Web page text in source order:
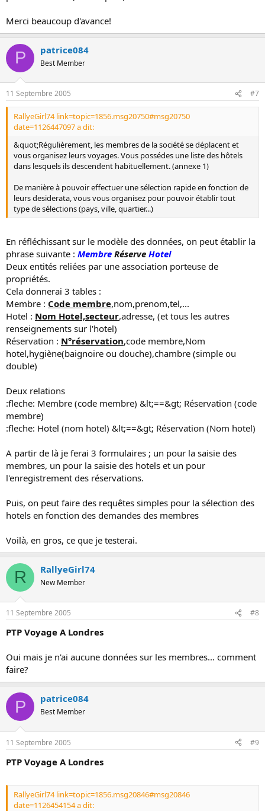
Merci beaucoup d'avance!
P patrice084
Best Member
11 Septembre 2005 #7
RallyeGirl74 link=topic=1856.msg20750#msg20750
date=1126447097 a dit:
&quot;Régulièrement, les membres de la société se déplacent et
vous organisez leurs voyages. Vous possédes une liste des hôtels
dans lesquels ils descendent habituellement. (annexe 1)
De manière à pouvoir effectuer une sélection rapide en fonction de
leurs desiderata, vous vous organisez pour pouvoir établir tout
type de sélections (pays, ville, quartier...)
En réfléchissant sur le modèle des données, on peut établir la
phrase suivante : Membre Réserve Hotel
Deux entités reliées par une association porteuse de
propriétés.
Cela donnerai 3 tables :
Membre : Code membre,nom,prenom,tel,...
Hotel : Nom Hotel,secteur,adresse, (et tous les autres
renseignements sur l'hotel)
Réservation : N°réservation,code membre,Nom
hotel,hygiène(baignoire ou douche),chambre (simple ou
double)
Deux relations
:fleche: Membre (code membre) &lt;==&gt; Réservation (code
membre)
:fleche: Hotel (nom hotel) &lt;==&gt; Réservation (Nom hotel)
A partir de là je ferai 3 formulaires ; un pour la saisie des
membres, un pour la saisie des hotels et un pour
l'enregistrement des réservations.
Puis, on peut faire des requêtes simples pour la sélection des
hotels en fonction des demandes des membres
Voilà, en gros, ce que je testerai.
R RallyeGirl74
New Member
11 Septembre 2005 #8
PTP Voyage A Londres
Oui mais je n'ai aucune données sur les membres... comment
faire?
P patrice084
Best Member
11 Septembre 2005 #9
PTP Voyage A Londres
RallyeGirl74 link=topic=1856.msg20846#msg20846
date=1126454154 a dit: